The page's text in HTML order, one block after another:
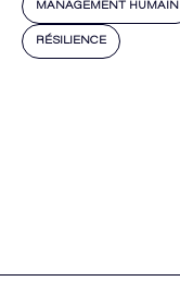
MANAGEMENT HUMAIN
RÉSILIENCE